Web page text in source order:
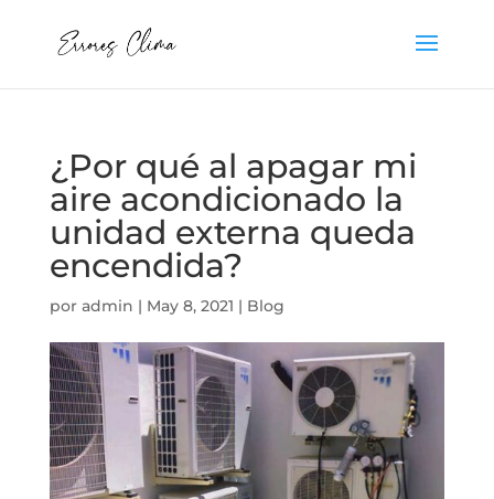
¿Por qué al apagar mi
aire acondicionado la
unidad externa queda
encendida?
por admin | May 8, 2021 | Blog